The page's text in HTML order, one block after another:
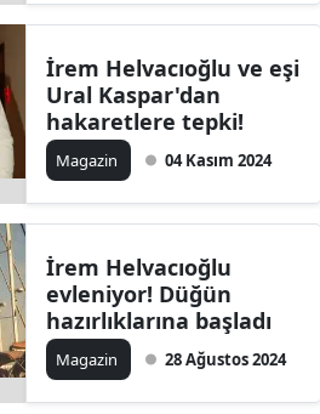
İrem Helvacıoğlu ve eşi
Ural Kaspar'dan
hakaretlere tepki!
Magazin 04 Kasım 2024
İrem Helvacıoğlu
evleniyor! Düğün
hazırlıklarına başladı
Magazin 28 Ağustos 2024